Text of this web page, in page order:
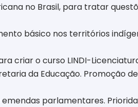
no Brasil, para tratar
básico nos territórios
criar o curso LINDI-
da Educação. Promoção
parlamentares.